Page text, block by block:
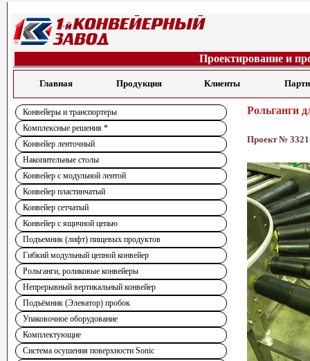
Проектирование и
Главная Продукция Клиенты
Конвейеры и транспортеры
Комплексные решения *
Конвейер ленточный
Накопительные столы
Конвейер с модульной лентой
Конвейер пластинчатый
Конвейер сетчатый
Конвейер с ящичной цепью
Подъемник (лифт) пищевых продуктов
Гибкий модульный цепной конвейер
Рольганги, роликовые конвейеры
Непрерывный вертикальный конвейер
Подъёмник (Элеватор) пробок
Упаковочное оборудование
Комплектующие
Система осушения поверхности Sonic
Рольганги
Проект № 3321